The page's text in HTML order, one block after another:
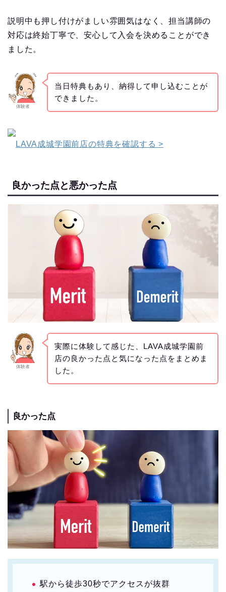
説明中も押し付けがましい雰囲気はなく、担当講師の
対応は終始丁寧で、安心して入会を決めることができ
ました。
体験者
当日特典もあり、納得して申し込むことが
できました。
LAVA成城学園前店の特典を確認する >
良かった点と悪かった点
体験者
実際に体験して感じた、LAVA成城学園前
店の良かった点と気になった点をまとめま
した。
良かった点
駅から徒歩30秒でアクセスが抜群